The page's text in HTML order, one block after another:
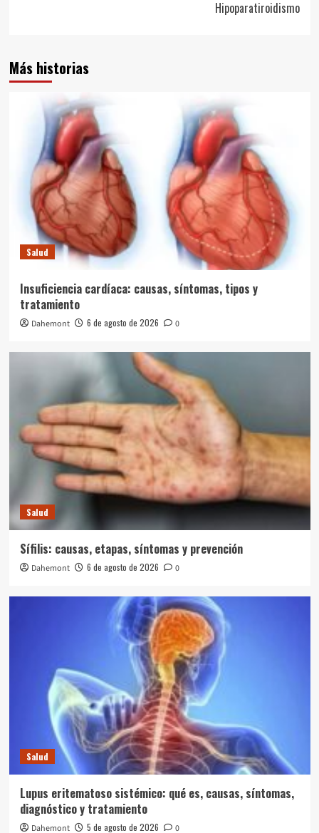
Hipoparatiroidismo
Más historias
Salud
Insuficiencia cardíaca: causas, síntomas, tipos y
tratamiento
Dahemont 6 de agosto de 2026 0
Salud
Sífilis: causas, etapas, síntomas y prevención
Dahemont 6 de agosto de 2026 0
Salud
Lupus eritematoso sistémico: qué es, causas, síntomas,
diagnóstico y tratamiento
Dahemont 5 de agosto de 2026 0